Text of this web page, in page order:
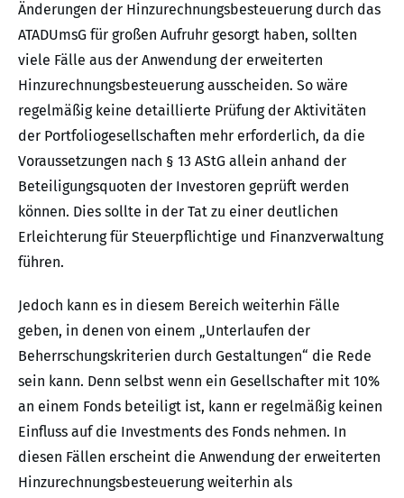
Änderungen der Hinzurechnungsbesteuerung durch das
ATADUmsG für großen Aufruhr gesorgt haben, sollten
viele Fälle aus der Anwendung der erweiterten
Hinzurechnungsbesteuerung ausscheiden. So wäre
regelmäßig keine detaillierte Prüfung der Aktivitäten
der Portfoliogesellschaften mehr erforderlich, da die
Voraussetzungen nach § 13 AStG allein anhand der
Beteiligungsquoten der Investoren geprüft werden
können. Dies sollte in der Tat zu einer deutlichen
Erleichterung für Steuerpflichtige und Finanzverwaltung
führen.
Jedoch kann es in diesem Bereich weiterhin Fälle
geben, in denen von einem „Unterlaufen der
Beherrschungskriterien durch Gestaltungen“ die Rede
sein kann. Denn selbst wenn ein Gesellschafter mit 10%
an einem Fonds beteiligt ist, kann er regelmäßig keinen
Einfluss auf die Investments des Fonds nehmen. In
diesen Fällen erscheint die Anwendung der erweiterten
Hinzurechnungsbesteuerung weiterhin als